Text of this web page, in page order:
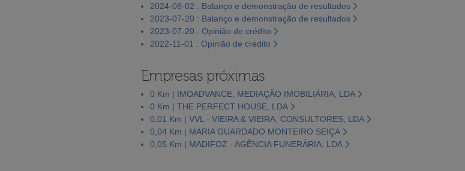
2024-08-02 : Balanço e demonstração de resultados
2023-07-20 : Balanço e demonstração de resultados
2023-07-20 : Opinião de crédito
2022-11-01 : Opinião de crédito
Empresas próximas
0 Km | IMOADVANCE, MEDIAÇÃO IMOBILIÁRIA, LDA
0 Km | THE PERFECT HOUSE, LDA
0,01 Km | VVL - VIEIRA & VIEIRA, CONSULTORES, LDA
0,04 Km | MARIA GUARDADO MONTEIRO SEIÇA
0,05 Km | MADIFOZ - AGÊNCIA FUNERÁRIA, LDA